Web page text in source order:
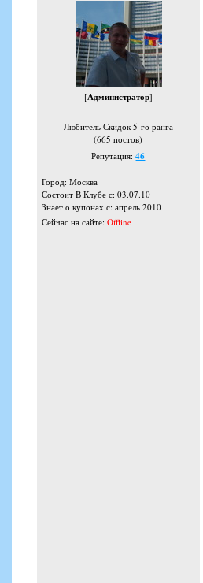
[Администратор]
Любитель Скидок 5-го ранга
(665 постов)
Репутация:46
Город: Москва
Состоит В Клубе с: 03.07.10
Знает о купонах с: апрель 2010
Сейчас на сайте: Offline